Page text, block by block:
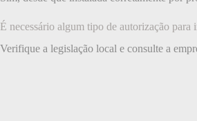
É necessário algum tipo de autorização
Verifique a legislação local e consulte a